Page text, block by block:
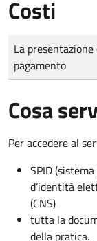
Costi
Tipo di pagamento
Importo
La
pagamento
Cosa
Per accedere al
SPID
d’identità
(CNS)
tutta la
della pratica.